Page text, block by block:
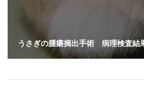
うさぎの腫瘍摘出手術 病理検査結